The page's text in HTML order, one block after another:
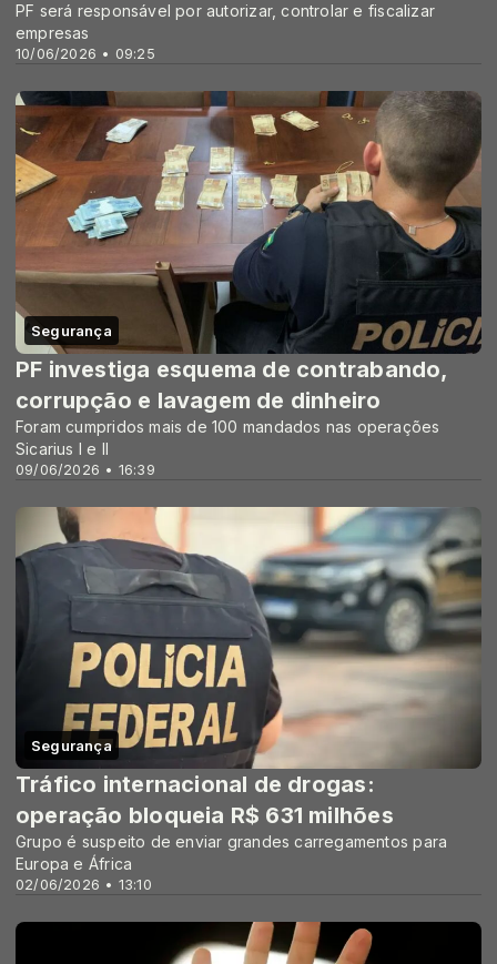
10/06/2026 • 09:25
PF será responsável por autorizar, controlar e fiscalizar
empresas
Segurança
09/06/2026 • 16:39
PF investiga esquema de contrabando,
corrupção e lavagem de dinheiro
Foram cumpridos mais de 100 mandados nas operações
Sicarius I e II
Segurança
02/06/2026 • 13:10
Tráfico internacional de drogas:
operação bloqueia R$ 631 milhões
Grupo é suspeito de enviar grandes carregamentos para
Europa e África